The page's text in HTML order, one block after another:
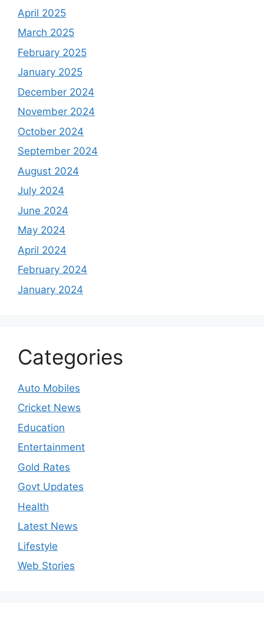
April 2025
March 2025
February 2025
January 2025
December 2024
November 2024
October 2024
September 2024
August 2024
July 2024
June 2024
May 2024
April 2024
February 2024
January 2024
Categories
Auto Mobiles
Cricket News
Education
Entertainment
Gold Rates
Govt Updates
Health
Latest News
Lifestyle
Web Stories